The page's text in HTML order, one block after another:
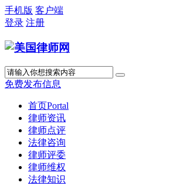
手机版 客户端
登录 注册
免费发布信息
首页Portal
律师资讯
律师点评
法律咨询
律师评委
律师维权
法律知识